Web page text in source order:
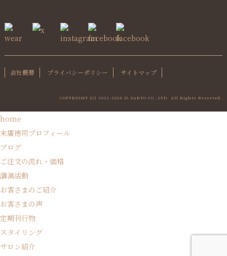
会社概要 プライバシーポリシー サイトマップ
COPYRIGHT (C) 2012-2026 IL SARTO CO.,LTD. All Rights Reserved.
home
末廣徳司プロフィール
ブログ
ご注文の流れ・価格
講演活動
お客さまのご紹介
お客さまの声
定期刊行物
スタイリング
サロン紹介